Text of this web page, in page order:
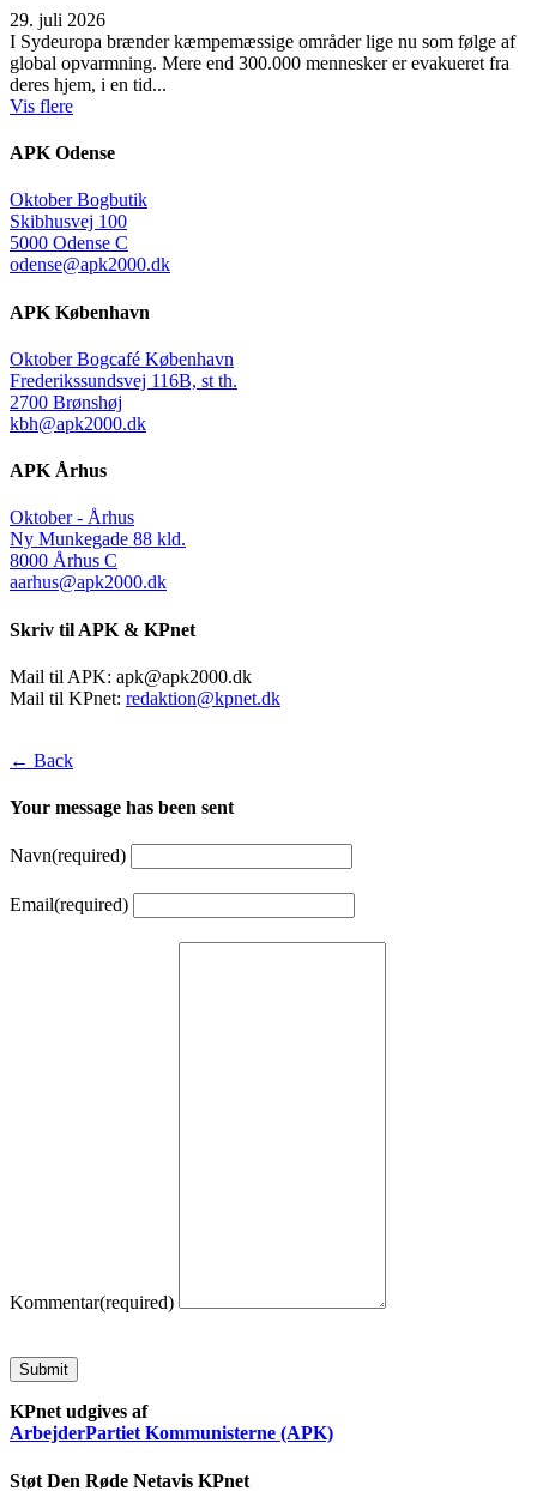
29. juli 2026
I Sydeuropa brænder kæmpemæssige områder lige nu som følge af
global opvarmning. Mere end 300.000 mennesker er evakueret fra
deres hjem, i en tid...
Vis flere
APK Odense
Oktober Bogbutik
Skibhusvej 100
5000 Odense C
odense@apk2000.dk
APK København
Oktober Bogcafé København
Frederikssundsvej 116B, st th.
2700 Brønshøj
kbh@apk2000.dk
APK Århus
Oktober - Århus
Ny Munkegade 88 kld.
8000 Århus C
aarhus@apk2000.dk
Skriv til APK & KPnet
Mail til APK: apk@apk2000.dk
Mail til KPnet: redaktion@kpnet.dk
← Back
Your message has been sent
Navn(required)
Email(required)
Kommentar(required)
Submit
KPnet udgives af
ArbejderPartiet Kommunisterne (APK)
Støt Den Røde Netavis KPnet